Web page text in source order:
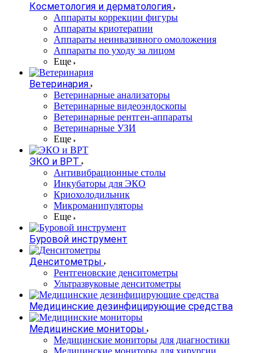
Косметология и дерматология
Аппараты коррекции фигуры
Аппараты криотерапии
Аппараты неинвазивного омоложения
Аппараты по уходу за лицом
Еще
Ветеринария
Ветеринарные анализаторы
Ветеринарные видеоэндоскопы
Ветеринарные рентген-аппараты
Ветеринарные УЗИ
Еще
ЭКО и ВРТ
Антивибрационные столы
Инкубаторы для ЭКО
Криохолодильник
Микроманипуляторы
Еще
Буровой инструмент
Денситометры
Рентгеновские денситометры
Ультразвуковые денситометры
Медицинские дезинфицирующие средства
Медицинские мониторы
Медицинские мониторы для диагностики
Медицинские мониторы для хирургии